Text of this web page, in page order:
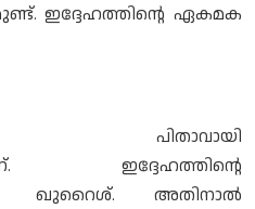
ഇദ്ദേഹത്തിന്റെ ഏകമക
പിതാവായി
ഇദ്ദേഹത്തിന്റെ
ഖുറൈശ്. അതിനാല്‍